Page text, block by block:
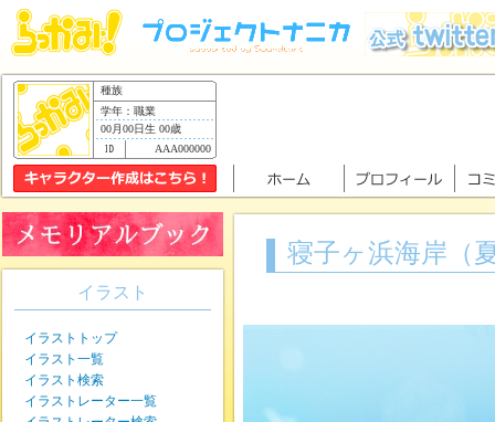
種族
学年：職業
00月00日生 00歳
AAA000000
寝子ヶ浜海岸（
イラスト
イラストトップ
イラスト一覧
イラスト検索
イラストレーター一覧